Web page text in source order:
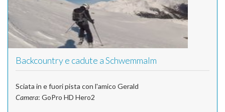
Backcountry e cadute a Schwemmalm
Sciata in e fuori pista con l'amico Gerald
Camera: GoPro HD Hero2